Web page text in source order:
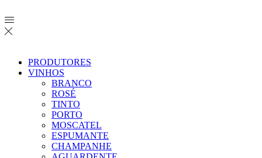
PRODUTORES
VINHOS
BRANCO
ROSÉ
TINTO
PORTO
MOSCATEL
ESPUMANTE
CHAMPANHE